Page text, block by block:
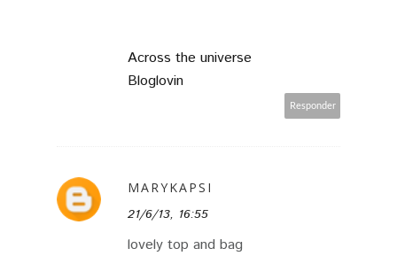
Across the universe
Bloglovin
Responder
MARYKAPSI
21/6/13, 16:55
lovely top and bag